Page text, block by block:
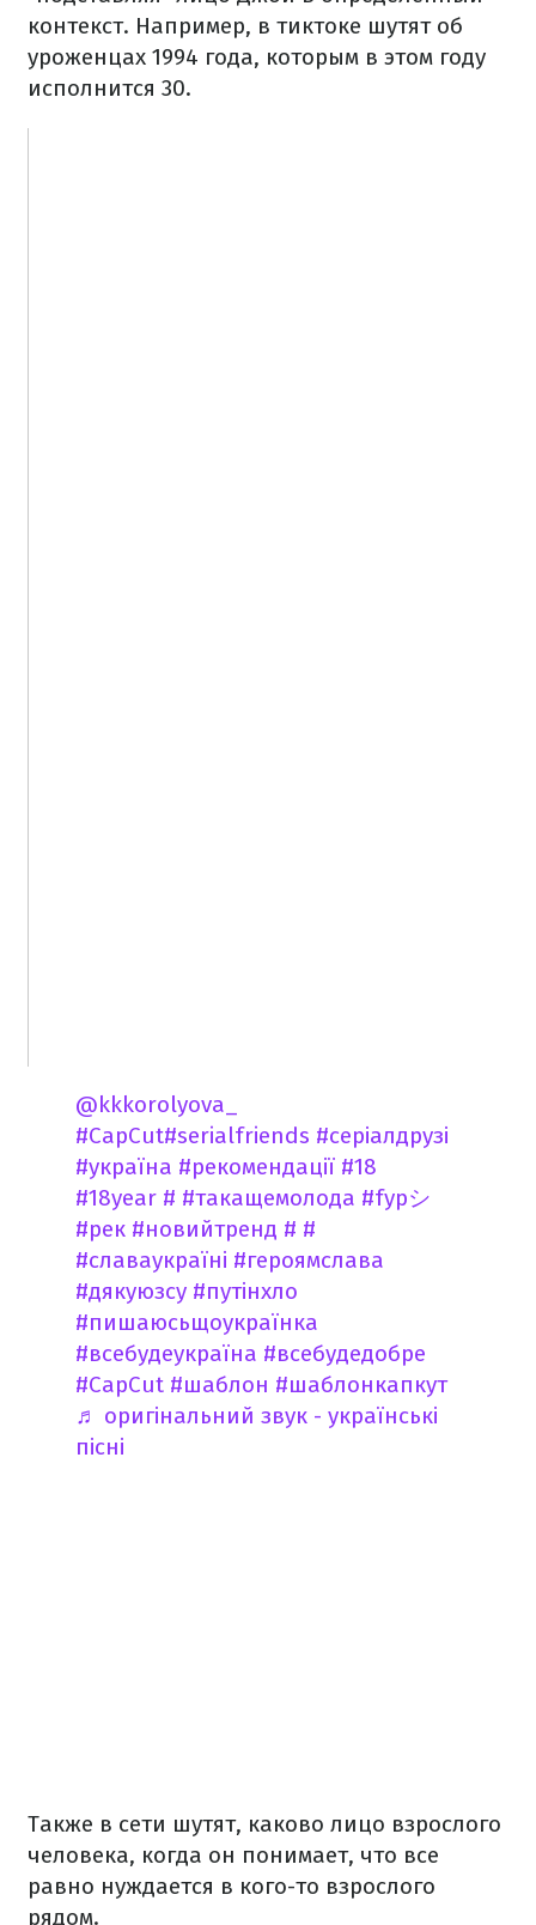
контекст. Например, в тиктоке шутят об
уроженцах 1994 года, которым в этом году
исполнится 30.
@kkkorolyova_
#CapCut#serialfriends #серіалдрузі
#україна #рекомендації #18
#18year # #такащемолода #fypシ
#рек #новийтренд # #
#славаукраїні #героямслава
#дякуюзсу #путінхло
#пишаюсьщоукраїнка️
#всебудеукраїна #всебудедобре
#CapCut #шаблон #шаблонкапкут
♬ оригінальний звук - українські
пісні
Также в сети шутят, каково лицо взрослого
человека, когда он понимает, что все
равно нуждается в кого-то взрослого
рядом.